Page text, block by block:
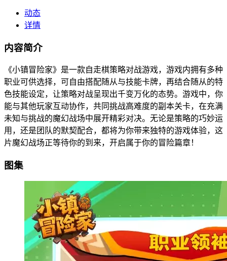
动态
详情
内容简介
《小镇冒险家》是一款自走棋策略对战游戏，游戏内拥有多种
职业可供选择，可自由搭配随从与技能卡牌，再结合随从的特
色技能设定，让策略对战呈现出千变万化的态势。游戏中，你
能与其他玩家互动协作，共同挑战高难度的副本关卡，在充满
未知与挑战的魔幻战场中展开精彩对决。无论是策略的巧妙运
用，还是团队的默契配合，都将为你带来独特的游戏体验，这
片魔幻战场正等待你的到来，开启属于你的冒险篇章！
图集